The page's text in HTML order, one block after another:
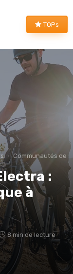
TOPs
Communautés de
:
à
8 min de lecture